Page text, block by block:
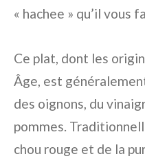
« hachee » qu’il vous
Ce plat, dont les
Âge, est
des oignons, du
pommes.
chou rouge et de la